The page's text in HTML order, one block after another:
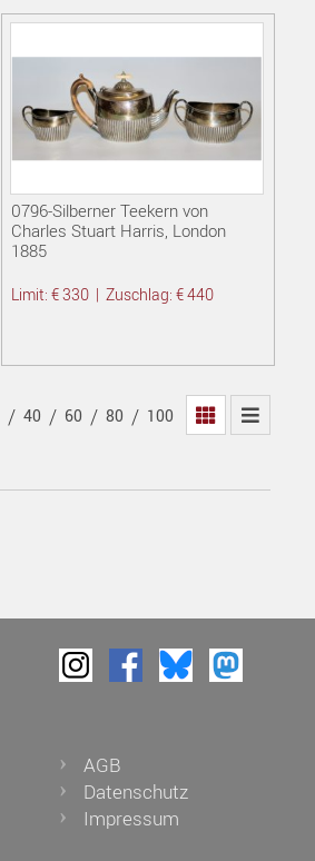
0796-Silberner Teekern von
Charles Stuart Harris, London
1885
Limit: € 330 | Zuschlag: € 440
/ 40 / 60 / 80 / 100
AGB
Datenschutz
Impressum